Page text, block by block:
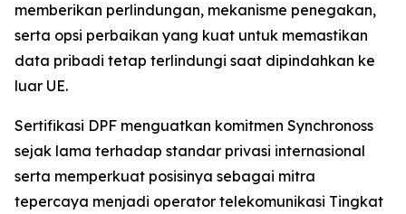
memberikan perlindungan, mekanisme penegakan,
serta opsi perbaikan yang kuat untuk memastikan
data pribadi tetap terlindungi saat dipindahkan ke
luar UE.
Sertifikasi DPF menguatkan komitmen Synchronoss
sejak lama terhadap standar privasi internasional
serta memperkuat posisinya sebagai mitra
tepercaya menjadi operator telekomunikasi Tingkat